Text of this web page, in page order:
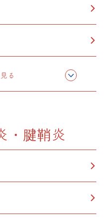
ース）
る
・腱鞘炎